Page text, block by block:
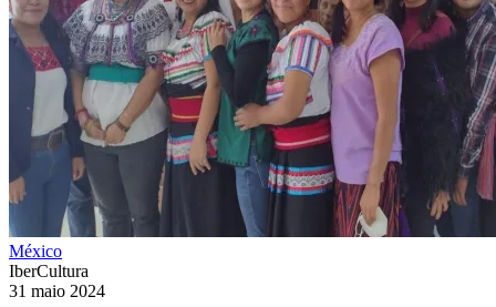
México
IberCultura
31 maio 2024